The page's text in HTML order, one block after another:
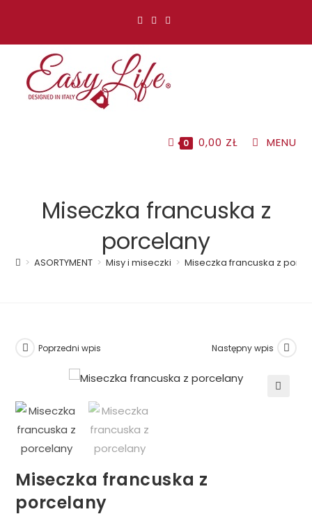
0 0,00 ZŁ MENU
Miseczka francuska z
porcelany
> ASORTYMENT > Misy i miseczki > Miseczka francuska z
Poprzedni wpis Następny wpis
Miseczka francuska z
porcelany